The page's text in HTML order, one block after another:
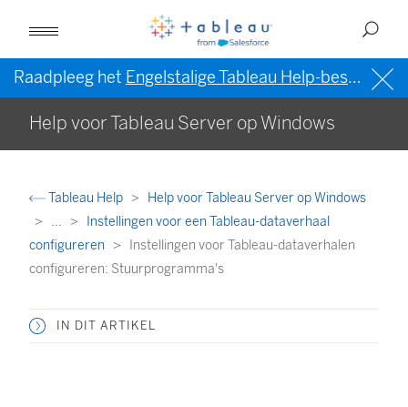
Raadpleeg het Engelstalige Tableau Help-bestand (VS)
Help voor Tableau Server op Windows
Tableau Help
Help voor Tableau Server op Windows
...
Instellingen voor een Tableau-dataverhaal
configureren
Instellingen voor Tableau-dataverhalen
configureren: Stuurprogramma's
IN DIT ARTIKEL